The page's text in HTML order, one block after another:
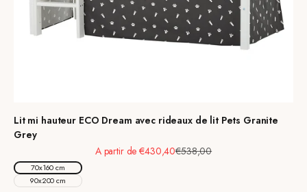
Lit mi hauteur ECO Dream avec rideaux de lit Pets Granite
Grey
Prix de vente
A partir de €430,40Prix normal
€538,00
70x160 cm
90x200 cm